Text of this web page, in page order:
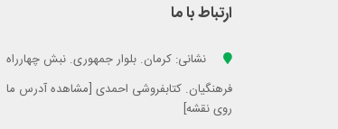
ارتباط با ما
نشانی: کرمان. بلوار جمهوری. نبش چهارراه
فرهنگیان. کتابفروشی احمدی [مشاهده آدرس ما
روی نقشه]